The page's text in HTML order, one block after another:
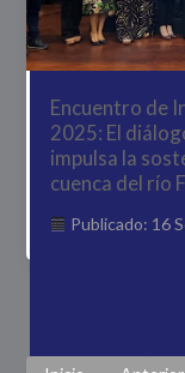
Encuentro de
2025: El
impulsa la
cuenca del río
Publicado: 16